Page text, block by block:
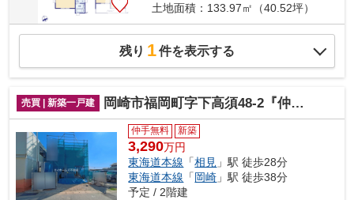
土地面積：133.97㎡（40.52坪）
残り 1件を表示する
売買 | 新築一戸建 岡崎市福岡町字下高須48-2『仲介料無料』新築戸建て
仲手無料 新築
3,290万円
東海道本線 「相見 」駅 徒歩28分
東海道本線 「岡崎 」駅 徒歩38分
予定 / 2階建